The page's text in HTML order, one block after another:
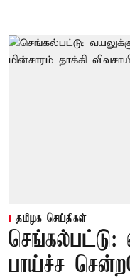
தமிழக செய்திகள்
பாய்ச்ச